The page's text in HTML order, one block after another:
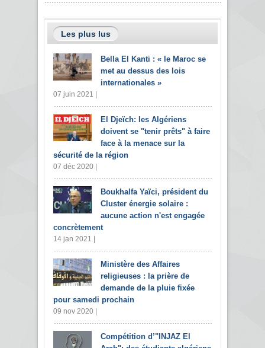
Les plus lus
Bella El Kanti : « le Maroc se
met au dessus des lois
internationales »
07 juin 2021 |
El Djeïch: les Algériens
doivent se "tenir prêts" à faire
face à la menace sur la
sécurité de la région
07 déc 2020 |
Boukhalfa Yaïci, président du
Cluster énergie solaire :
aucune action n'est engagée
concrètement
14 jan 2021 |
Ministère des Affaires
religieuses : la prière de
demande de la pluie fixée
pour samedi prochain
09 nov 2020 |
Compétition d’"INJAZ El